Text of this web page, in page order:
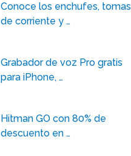
Conoce los enchufes, tomas
de corriente y …
Grabador de voz Pro gratis
para iPhone, …
Hitman GO con 80% de
descuento en …